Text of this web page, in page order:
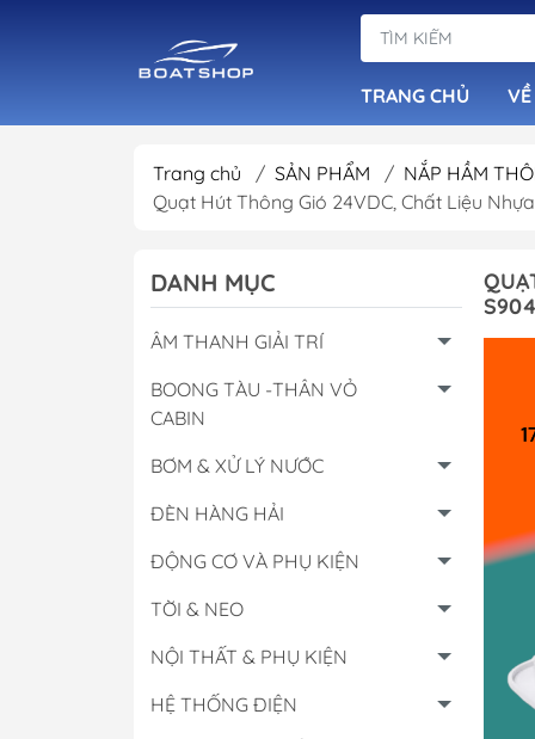
TRANG CHỦ
Đầu Phát Nhạc
Loa Chống Nước
Âm Ly Cục Đẩy
Trang chủ / SẢN PHẨM / NẮP HẦM
Quạt Hút Thông Gió 24VDC, Chất Liệu
DANH MỤC
ÂM THANH GIẢI TRÍ
BOONG TÀU -THÂN VỎ
CABIN
BƠM & XỬ LÝ NƯỚC
ĐÈN HÀNG HẢI
ĐỘNG CƠ VÀ PHỤ KIỆN
TỜI & NEO
NỘI THẤT & PHỤ KIỆN
HỆ THỐNG ĐIỆN